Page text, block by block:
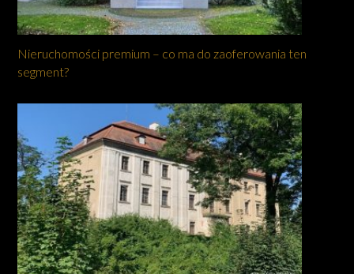
Nieruchomości premium – co ma do zaoferowania ten
segment?